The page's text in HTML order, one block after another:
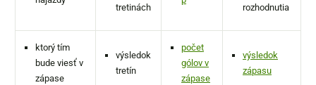
tretinách rozhodnutia
ktorý tím
bude viesť v
zápase
výsledok
tretín
počet
gólov v
zápase
výsledok
zápasu